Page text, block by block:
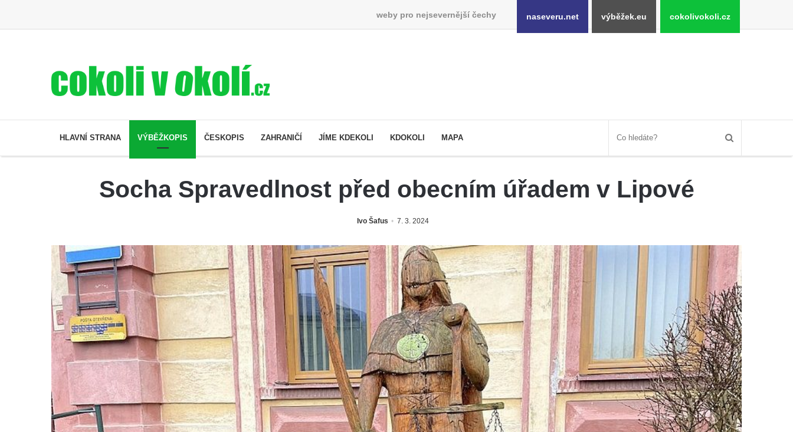
weby pro nejsevernější čechy naseveru.net výběžek.eu cokolivokoli.cz
HLAVNÍ STRANA VÝBĚŽKOPIS ČESKOPIS ZAHRANIČÍ JÍME KDEKOLI KDOKOLI MAPA
Socha Spravedlnost před obecním úřadem v Lipové
Ivo Šafus 7. 3. 2024